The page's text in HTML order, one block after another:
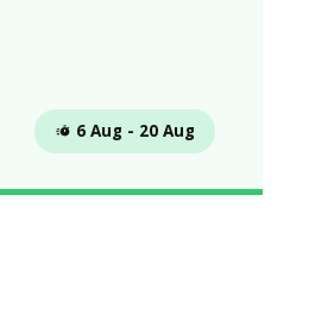
6 Aug - 20 Aug